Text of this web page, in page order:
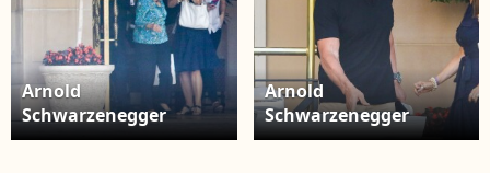
Arnold
Schwarzenegger
célébrait son 68e
Arnold
Schwarzenegger
célébrait son 68e